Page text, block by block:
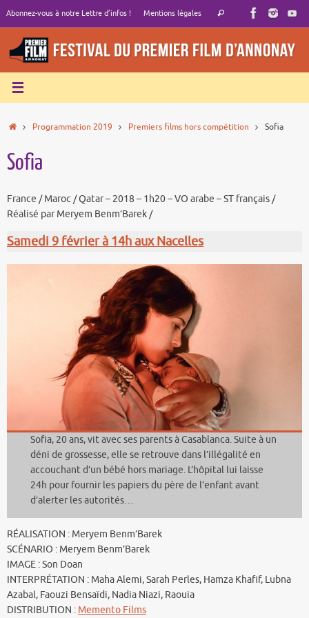
contenu
Abonnez-vous à notre Lettre d’infos ! Mentions légales
Recherche
Rechercher
AccueilProgrammation 2019 Premiers films hors compétition Sofia
Sofia
France / Maroc / Qatar – 2018 – 1h20 – VO arabe – ST français /
Réalisé par Meryem Benm’Barek /
Samedi 9 février à 14h aux Nacelles
Sofia, 20 ans, vit avec ses parents à Casablanca. Suite à un
déni de grossesse, elle se retrouve dans l’illégalité en
accouchant d’un bébé hors mariage. L’hôpital lui laisse
24h pour fournir les papiers du père de l’enfant avant
d’alerter les autorités…
RÉALISATION : Meryem Benm’Barek
SCÉNARIO : Meryem Benm’Barek
IMAGE : Son Doan
INTERPRÉTATION : Maha Alemi, Sarah Perles, Hamza Khafif, Lubna
Azabal, Faouzi Bensaïdi, Nadia Niazi, Raouia
DISTRIBUTION : Memento Films